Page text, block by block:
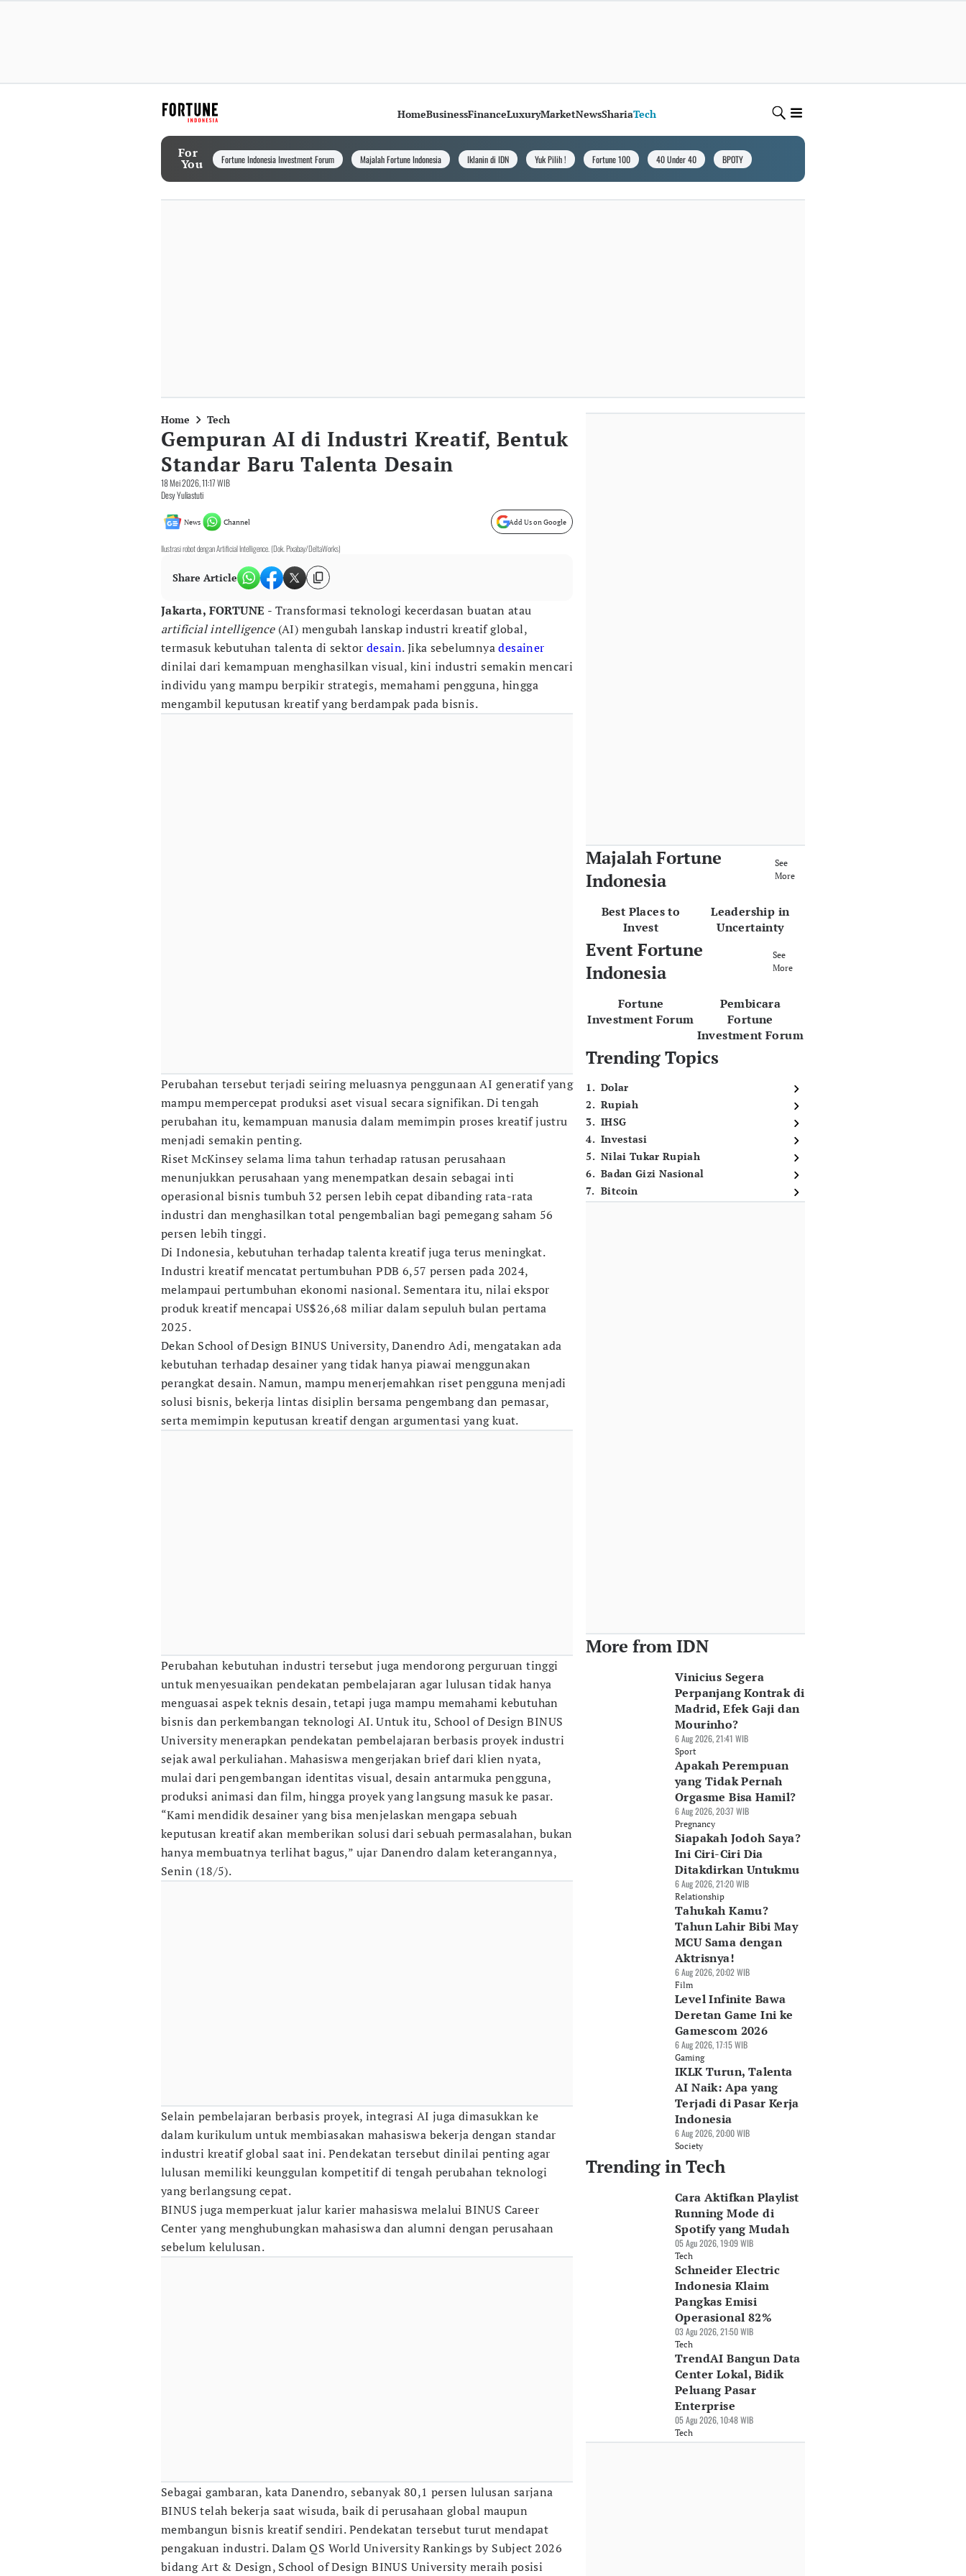
HomeBusinessFinanceLuxuryMarketNewsShariaTech
For
You Fortune Indonesia Investment Forum Majalah Fortune Indonesia Iklanin di IDN Yuk Pilih ! Fortune 100 40 Under 40 BPOTY
Home Tech
Gempuran AI di Industri Kreatif, Bentuk
Standar Baru Talenta Desain
18 Mei 2026, 11:17 WIB
Desy Yuliastuti
News Channel Add Us on Google
Ilustrasi robot dengan Artificial Intelligence. (Dok. Pixabay/DeltaWorks)
Share Article
Jakarta, FORTUNE - Transformasi teknologi kecerdasan buatan atau
artificial intelligence(AI) mengubah lanskap industri kreatif global,
termasuk kebutuhan talenta di sektor desain. Jika sebelumnyadesainer
dinilai dari kemampuan menghasilkan visual, kini industri semakin mencari
individu yang mampu berpikir strategis, memahami pengguna, hingga
mengambil keputusan kreatif yang berdampak pada bisnis.
Perubahan tersebut terjadi seiring meluasnya penggunaan AI generatif yang
mampu mempercepat produksi aset visual secara signifikan. Di tengah
perubahan itu, kemampuan manusia dalam memimpin proses kreatif justru
menjadi semakin penting.
Riset McKinsey selama lima tahun terhadap ratusan perusahaan
menunjukkan perusahaan yang menempatkan desain sebagai inti
operasional bisnis tumbuh 32 persen lebih cepat dibanding rata-rata
industri dan menghasilkan total pengembalian bagi pemegang saham 56
persen lebih tinggi.
Di Indonesia, kebutuhan terhadap talenta kreatif juga terus meningkat.
Industri kreatif mencatat pertumbuhan PDB 6,57 persen pada 2024,
melampaui pertumbuhan ekonomi nasional. Sementara itu, nilai ekspor
produk kreatif mencapai US$26,68 miliar dalam sepuluh bulan pertama
2025.
Dekan School of Design BINUS University, Danendro Adi, mengatakan ada
kebutuhan terhadap desainer yang tidak hanya piawai menggunakan
perangkat desain. Namun, mampu menerjemahkan riset pengguna menjadi
solusi bisnis, bekerja lintas disiplin bersama pengembang dan pemasar,
serta memimpin keputusan kreatif dengan argumentasi yang kuat.
Perubahan kebutuhan industri tersebut juga mendorong perguruan tinggi
untuk menyesuaikan pendekatan pembelajaran agar lulusan tidak hanya
menguasai aspek teknis desain, tetapi juga mampu memahami kebutuhan
bisnis dan perkembangan teknologi AI. Untuk itu, School of Design BINUS
University menerapkan pendekatan pembelajaran berbasis proyek industri
sejak awal perkuliahan. Mahasiswa mengerjakan brief dari klien nyata,
mulai dari pengembangan identitas visual, desain antarmuka pengguna,
produksi animasi dan film, hingga proyek yang langsung masuk ke pasar.
“Kami mendidik desainer yang bisa menjelaskan mengapa sebuah
keputusan kreatif akan memberikan solusi dari sebuah permasalahan, bukan
hanya membuatnya terlihat bagus,” ujar Danendro dalam keterangannya,
Senin (18/5).
Selain pembelajaran berbasis proyek, integrasi AI juga dimasukkan ke
dalam kurikulum untuk membiasakan mahasiswa bekerja dengan standar
industri kreatif global saat ini. Pendekatan tersebut dinilai penting agar
lulusan memiliki keunggulan kompetitif di tengah perubahan teknologi
yang berlangsung cepat.
BINUS juga memperkuat jalur karier mahasiswa melalui BINUS Career
Center yang menghubungkan mahasiswa dan alumni dengan perusahaan
sebelum kelulusan.
Sebagai gambaran, kata Danendro, sebanyak 80,1 persen lulusan sarjana
BINUS telah bekerja saat wisuda, baik di perusahaan global maupun
membangun bisnis kreatif sendiri. Pendekatan tersebut turut mendapat
pengakuan industri. Dalam QS World University Rankings by Subject 2026
bidang Art & Design, School of Design BINUS University meraih posisi
Majalah Fortune
Indonesia
See
More
Best Places to
Invest
Leadership in
Uncertainty
Event Fortune
Indonesia
See
More
Fortune
Investment Forum
Pembicara
Fortune
Investment Forum
Trending Topics
1. Dolar
2. Rupiah
3. IHSG
4. Investasi
5. Nilai Tukar Rupiah
6. Badan Gizi Nasional
7. Bitcoin
More from IDN
Vinicius Segera
Perpanjang Kontrak di
Madrid, Efek Gaji dan
Mourinho?
6 Aug 2026, 21:41 WIB
Sport
Apakah Perempuan
yang Tidak Pernah
Orgasme Bisa Hamil?
6 Aug 2026, 20:37 WIB
Pregnancy
Siapakah Jodoh Saya?
Ini Ciri-Ciri Dia
Ditakdirkan Untukmu
6 Aug 2026, 21:20 WIB
Relationship
Tahukah Kamu?
Tahun Lahir Bibi May
MCU Sama dengan
Aktrisnya!
6 Aug 2026, 20:02 WIB
Film
Level Infinite Bawa
Deretan Game Ini ke
Gamescom 2026
6 Aug 2026, 17:15 WIB
Gaming
IKLK Turun, Talenta
AI Naik: Apa yang
Terjadi di Pasar Kerja
Indonesia
6 Aug 2026, 20:00 WIB
Society
Trending in Tech
Cara Aktifkan Playlist
Running Mode di
Spotify yang Mudah
05 Agu 2026, 19:09 WIB
Tech
Schneider Electric
Indonesia Klaim
Pangkas Emisi
Operasional 82%
03 Agu 2026, 21:50 WIB
Tech
TrendAI Bangun Data
Center Lokal, Bidik
Peluang Pasar
Enterprise
05 Agu 2026, 10:48 WIB
Tech